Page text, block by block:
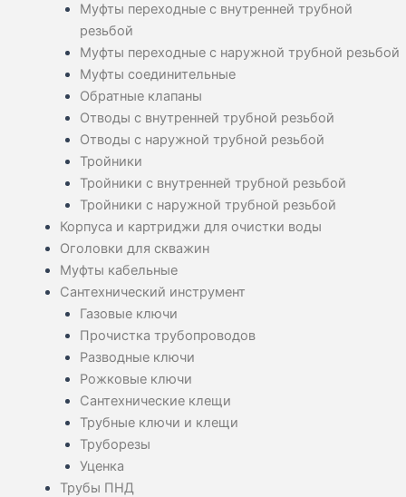
Муфты переходные с внутренней трубной
резьбой
Муфты переходные с наружной трубной резьбой
Муфты соединительные
Обратные клапаны
Отводы с внутренней трубной резьбой
Отводы с наружной трубной резьбой
Тройники
Тройники с внутренней трубной резьбой
Тройники с наружной трубной резьбой
Корпуса и картриджи для очистки воды
Оголовки для скважин
Муфты кабельные
Сантехнический инструмент
Газовые ключи
Прочистка трубопроводов
Разводные ключи
Рожковые ключи
Сантехнические клещи
Трубные ключи и клещи
Труборезы
Уценка
Трубы ПНД